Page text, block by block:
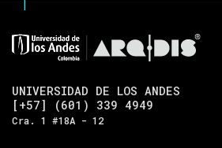
UNIVERSIDAD DE LOS ANDES
[+57] (601) 339 4949
Cra. 1 #18A - 12